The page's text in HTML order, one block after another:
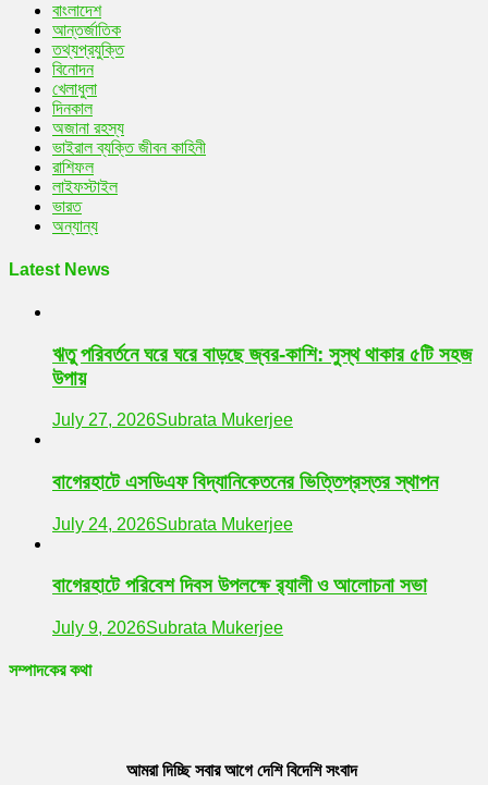
বাংলাদেশ
আন্তর্জাতিক
তথ্যপ্রযুক্তি
বিনোদন
খেলাধুলা
দিনকাল
অজানা রহস্য
ভাইরাল ব্যক্তি জীবন কাহিনী
রাশিফল
লাইফস্টাইল
ভারত
অন্যান্য
Latest News
ঋতু পরিবর্তনে ঘরে ঘরে বাড়ছে জ্বর-কাশি: সুস্থ থাকার ৫টি সহজ
উপায়
July 27, 2026Subrata Mukerjee
বাগেরহাটে এসডিএফ বিদ্যানিকেতনের ভিত্তিপ্রস্তর স্থাপন
July 24, 2026Subrata Mukerjee
বাগেরহাটে পরিবেশ দিবস উপলক্ষে র‌্যালী ও আলোচনা সভা
July 9, 2026Subrata Mukerjee
সম্পাদকের কথা
আমরা দিচ্ছি সবার আগে দেশি বিদেশি সংবাদ